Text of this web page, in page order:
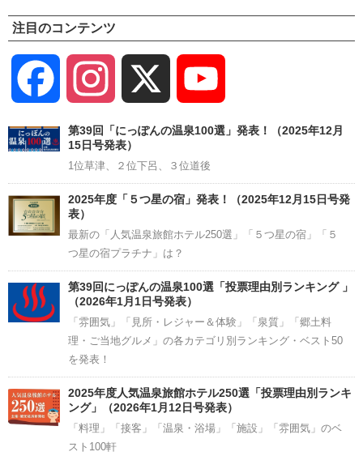
注目のコンテンツ
Facebook Instagram
Channel
第39回「にっぽんの温泉100選」発表！（2025年12月
15日号発表）
1位草津、２位下呂、３位道後
2025年度「５つ星の宿」発表！（2025年12月15日号発
表）
最新の「人気温泉旅館ホテル250選」「５つ星の宿」「５
つ星の宿プラチナ」は？
第39回にっぽんの温泉100選「投票理由別ランキング 」
（2026年1月1日号発表）
「雰囲気」「見所・レジャー＆体験」「泉質」「郷土料
理・ご当地グルメ」の各カテゴリ別ランキング・ベスト50
を発表！
2025年度人気温泉旅館ホテル250選「投票理由別ランキ
ング」（2026年1月12日号発表）
「料理」「接客」「温泉・浴場」「施設」「雰囲気」のベ
スト100軒